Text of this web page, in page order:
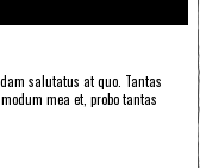
salutatus at quo. Tantas
mea et, probo tantas